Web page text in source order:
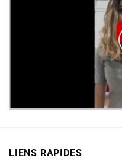
LIENS RAPIDES